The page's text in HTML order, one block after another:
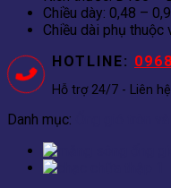
Chiều dày: 0,48 –
Chiều dài phụ thuộc
HOTLINE:
Hỗ trợ 24/7 - Liên
Danh mục: